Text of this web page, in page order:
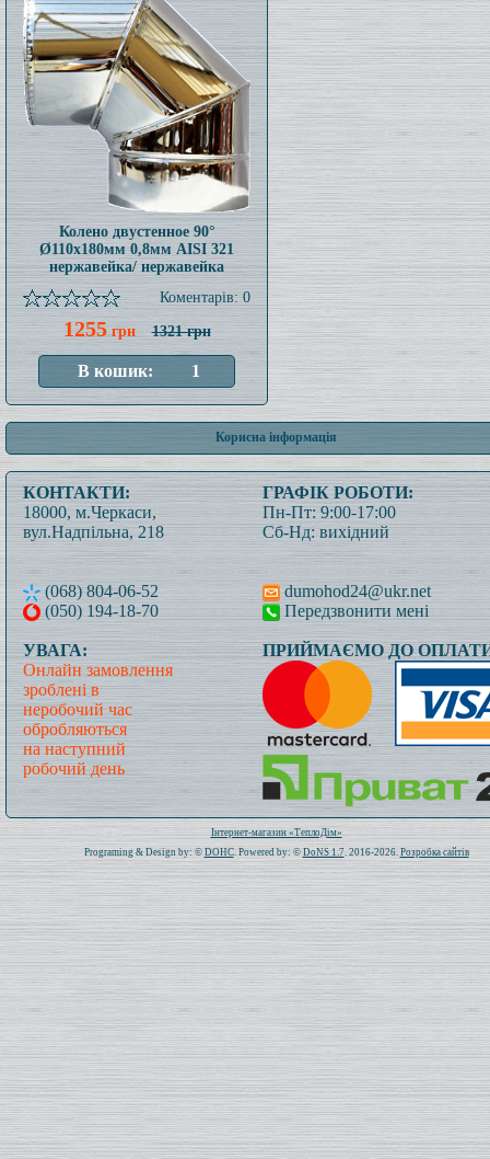
Колено двустенное 90°
Ø110x180мм 0,8мм AISI 321
нержавейка/ нержавейка
Коментарів: 0
1255грн 1321 грн
Корисна інформація
КОНТАКТИ:
18000, м.Черкаси,
вул.Надпільна, 218
(068) 804-06-52
(050) 194-18-70
ГРАФІК РОБОТИ:
Пн-Пт: 9:00-17:00
Сб-Нд: вихідний
dumohod24@ukr.net
Передзвонити мені
УВАГА:
Онлайн замовлення
зроблені в
неробочий час
обробляються
на наступний
робочий день
ПРИЙМАЄМО ДО
Інтернет-магазин «ТеплоДім»
Programing & Design by: © DOHC. Powered by: © DoNS 1.7. 2016-2026. Розробка сайтів